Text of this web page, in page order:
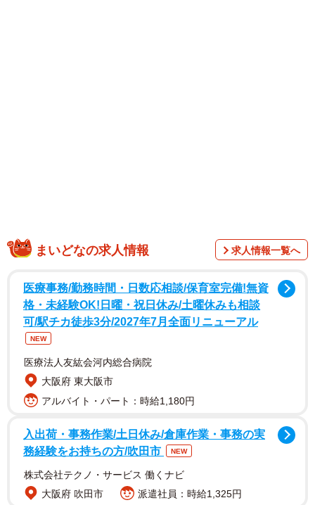
発端は、「みんなで花束を贈ろう」という自然な流れでし
束を手配しました。予算や渡すタイミングまで考え、当日
は花束を持って会場へ向かったといいます。
まいどなの求人情報 求人情報一覧へ
医療事務/勤務時間・日数応相談/保育室完備!無資
格・未経験OK!日曜・祝日休み/土曜休みも相談
可/駅チカ徒歩3分/2027年7月全面リニューアル
NEW
医療法人友紘会河内総合病院
大阪府 東大阪市
アルバイト・パート：時給1,180円
入出荷・事務作業/土日休み/倉庫作業・事務の実
務経験をお持ちの方/吹田市
NEW
株式会社テクノ・サービス 働くナビ
大阪府 吹田市
派遣社員：時給1,325円